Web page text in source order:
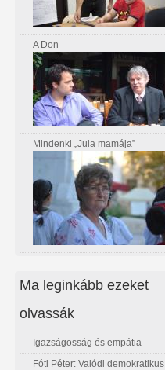
A Don
Mindenki „Jula mamája”
Ma leginkább ezeket
olvassák
Igazságosság és empátia
Fóti Péter: Valódi demokratikus